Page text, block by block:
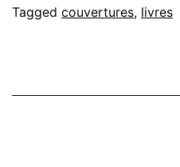
Tagged couvertures, livres